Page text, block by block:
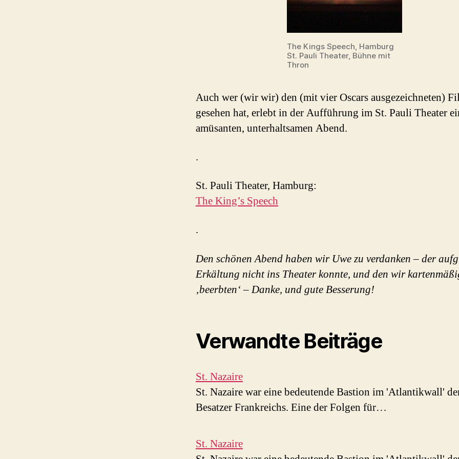
The Kings Speech, Hamburg
St. Pauli Theater, Bühne mit
Thron
Auch wer (wir wir) den (mit vier Oscars ausgezeichneten)
gesehen hat, erlebt in der Aufführung im St. Pauli Theater
amüsanten, unterhaltsamen Abend.
.
St. Pauli Theater, Hamburg:
The King’s Speech
.
Den schönen Abend haben wir Uwe zu verdanken – der
Erkältung nicht ins Theater konnte, und den wir
‚beerbten‘ – Danke, und gute Besserung!
Verwandte Beiträge
St. Nazaire
St. Nazaire war eine bedeutende Bastion im 'Atlantikwall'
Besatzer Frankreichs. Eine der Folgen für…
St. Nazaire